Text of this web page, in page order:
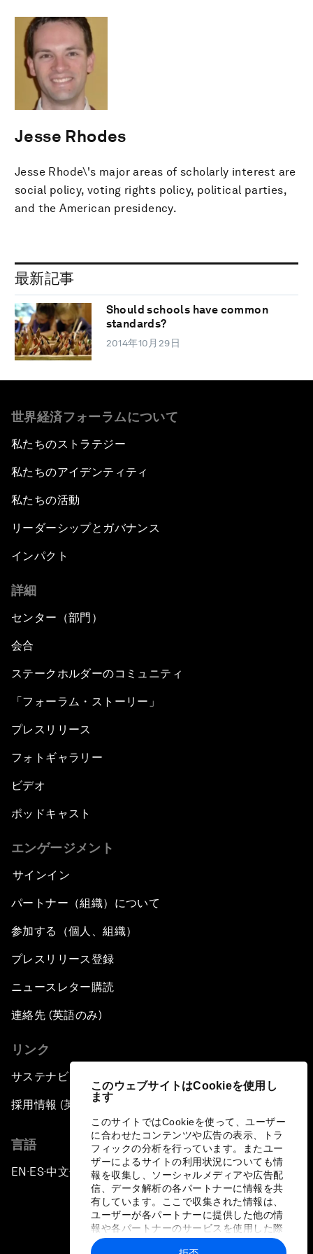
このウェブサイトはCookieを使用し
ます
このサイトではCookieを使って、ユーザー
に合わせたコンテンツや広告の表示、トラ
フィックの分析を行っています。またユー
ザーによるサイトの利用状況についても情
報を収集し、ソーシャルメディアや広告配
信、データ解析の各パートナーに情報を共
有しています。ここで収集された情報は、
ユーザーが各パートナーに提供した他の情
報や各パートナーのサービスを使用した際
に収集された情報と組み合わされ、各パー
Jesse Rhodes
Jesse Rhode\'s major areas of scholarly interest are
social policy, voting rights policy, political parties,
and the American presidency.
最新記事
Should schools have common
standards?
2014年10月29日
世界経済フォーラムについて
私たちのストラテジー
私たちのアイデンティティ
私たちの活動
リーダーシップとガバナンス
インパクト
詳細
センター（部門）
会合
ステークホルダーのコミュニティ
「フォーラム・ストーリー」
プレスリリース
フォトギャラリー
ビデオ
ポッドキャスト
エンゲージメント
サインイン
パートナー（組織）について
参加する（個人、組織）
プレスリリース登録
ニュースレター購読
連絡先 (英語のみ)
リンク
サステナビリティへの取り組み
採用情報 (英語のみ)
言語
EN ▪ES▪中文▪ 日本語